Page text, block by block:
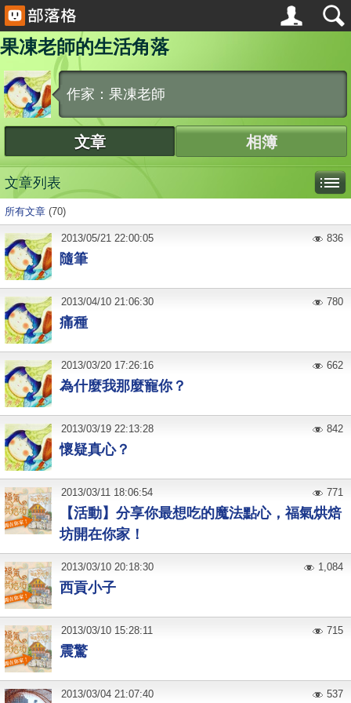
果凍老師的生活角落
作家：果凍老師
文章 相簿
文章列表
所有文章 (70)
隨筆
2013/05/21 22:00:05 836
痛種
2013/04/10 21:06:30 780
為什麼我那麼寵你？
2013/03/20 17:26:16 662
懷疑真心？
2013/03/19 22:13:28 842
【活動】分享你最想吃的魔法點心，福氣烘焙
坊開在你家！
2013/03/11 18:06:54 771
西貢小子
2013/03/10 20:18:30 1,084
震驚
2013/03/10 15:28:11 715
2013/03/04 21:07:40 537